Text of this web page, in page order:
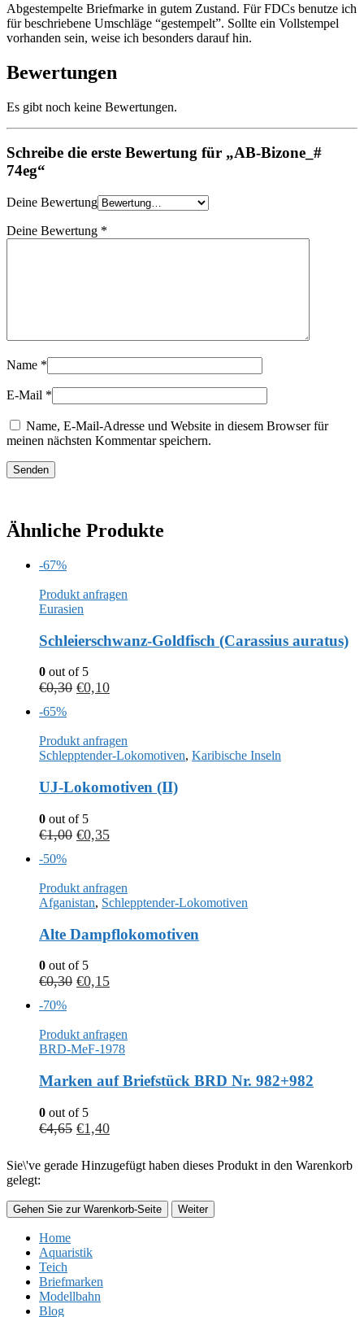
Abgestempelte Briefmarke in gutem Zustand. Für FDCs benutze ich
für beschriebene Umschläge “gestempelt”. Sollte ein Vollstempel
vorhanden sein, weise ich besonders darauf hin.
Bewertungen
Es gibt noch keine Bewertungen.
Schreibe die erste Bewertung für „AB-Bizone_#
74eg“
Deine Bewertung
Deine Bewertung *
Name *
E-Mail *
Name, E-Mail-Adresse und Website in diesem Browser für
meinen nächsten Kommentar speichern.
Ähnliche Produkte
-67%
Produkt anfragen
Eurasien
Schleierschwanz-Goldfisch (Carassius auratus)
0 out of 5
€0,30 €0,10
-65%
Produkt anfragen
Schlepptender-Lokomotiven, Karibische Inseln
UJ-Lokomotiven (II)
0 out of 5
€1,00 €0,35
-50%
Produkt anfragen
Afganistan, Schlepptender-Lokomotiven
Alte Dampflokomotiven
0 out of 5
€0,30 €0,15
-70%
Produkt anfragen
BRD-MeF-1978
Marken auf Briefstück BRD Nr. 982+982
0 out of 5
€4,65 €1,40
Sie\'ve gerade Hinzugefügt haben dieses Produkt in den Warenkorb
gelegt:
Gehen Sie zur Warenkorb-Seite Weiter
Home
Aquaristik
Teich
Briefmarken
Modellbahn
Blog